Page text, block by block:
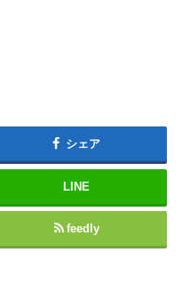
シェア
LINE
feedly